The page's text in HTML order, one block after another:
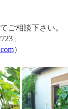
相談下さい。
」
）